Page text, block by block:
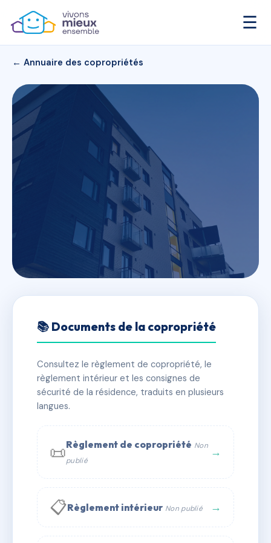
☰
← Annuaire des copropriétés
LA HAULE
✓ Immatriculée 🏠 9 lots 🏗 1 bâtiment(s)
📞 Contacter Syndic Digital
📚 Documents de la copropriété
Consultez le règlement de copropriété, le
règlement intérieur et les consignes de
sécurité de la résidence, traduits en plusieurs
langues.
📜Règlement de copropriété Non
publié
→
📋Règlement intérieur Non publié →